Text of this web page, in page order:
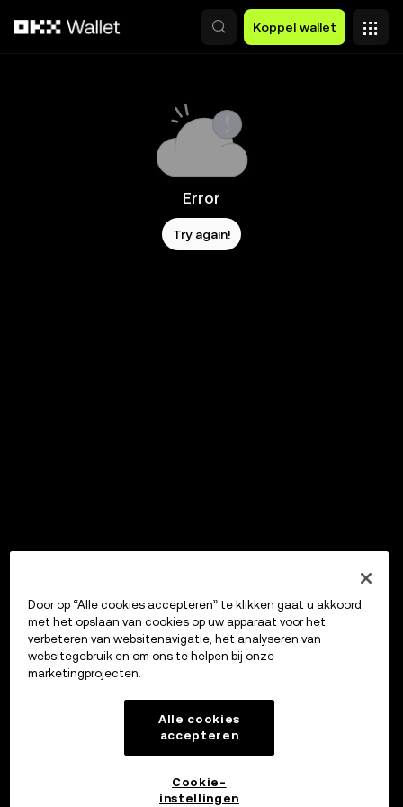
Koppel wallet
Error
Try again!
Door op “Alle cookies accepteren” te klikken gaat u akkoord
met het opslaan van cookies op uw apparaat voor het
verbeteren van websitenavigatie, het analyseren van
websitegebruik en om ons te helpen bij onze
marketingprojecten.
Alle cookies
accepteren
Cookie-
instellingen